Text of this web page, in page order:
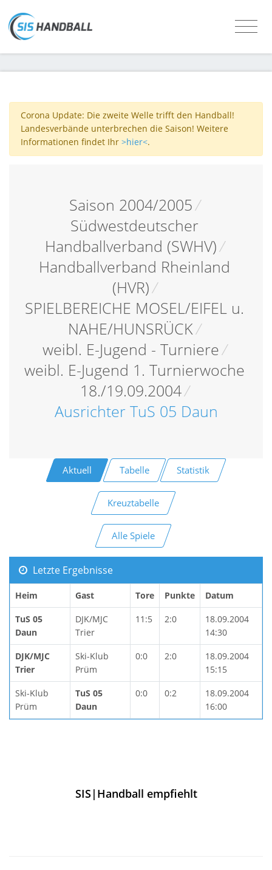
Corona Update: Die zweite Welle trifft den Handball!
Landesverbände unterbrechen die Saison! Weitere
Informationen findet Ihr >hier<.
Saison 2004/2005/
Südwestdeutscher
Handballverband (SWHV)/
Handballverband Rheinland
(HVR)/
SPIELBEREICHE MOSEL/EIFEL u.
NAHE/HUNSRÜCK/
weibl. E-Jugend - Turniere/
weibl. E-Jugend 1. Turnierwoche
18./19.09.2004/
Ausrichter TuS 05 Daun
Aktuell Tabelle Statistik
Kreuztabelle
Alle Spiele
Letzte Ergebnisse
Heim Gast Tore Punkte Datum
TuS 05
Daun
DJK/MJC
Trier
11:5 2:0
18.09.2004
14:30
DJK/MJC
Trier
Ski-Klub
Prüm
0:0 2:0
18.09.2004
15:15
Ski-Klub
Prüm
TuS 05
Daun
0:0 0:2
18.09.2004
16:00
SIS|Handball empfiehlt